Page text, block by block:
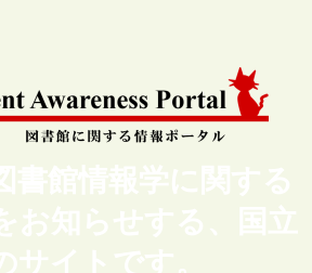
書館情報学に関する
お知らせする、国立
サイトです。